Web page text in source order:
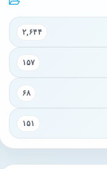
۲,۶۴۴
۱۵۷
۶۸
۱۵۱